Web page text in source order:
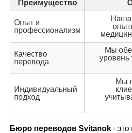
Преимущество
Опыт и
профессионализм
Наша
Качество
перевода
Мы
уровень
Индивидуальный
подход
Мы
Бюро переводов Svitanok -